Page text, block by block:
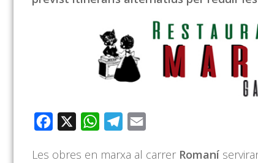
Facebook WhatsAppTelegram
Les obres en marxa al carrer Romaní